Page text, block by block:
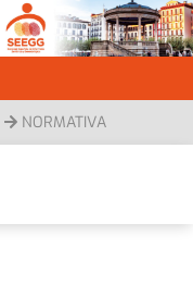
NORMATIVA